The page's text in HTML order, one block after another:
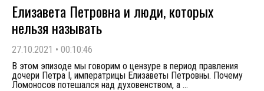
Елизавета Петровна и люди, которых
нельзя называть
27.10.2021 • 00:10:46
В этом эпизоде мы говорим о цензуре в период правления
дочери Петра I, императрицы Елизаветы Петровны. Почему
Ломоносов потешался над духовенством, а ...